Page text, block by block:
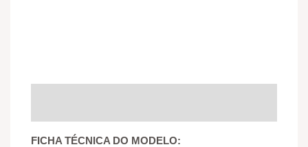
FICHA TÉCNICA DO MODELO: